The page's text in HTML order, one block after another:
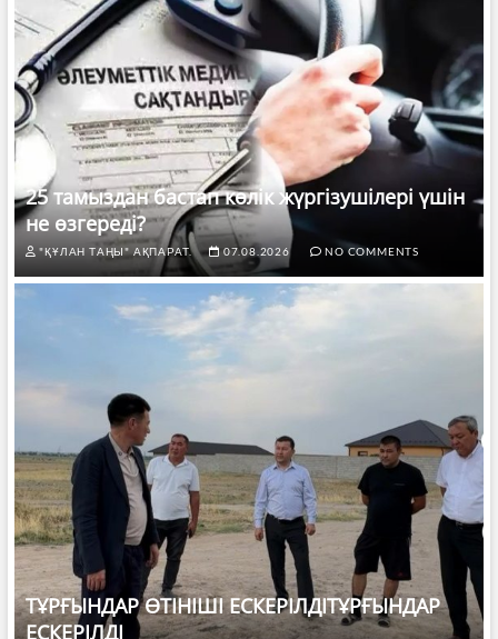
25 тамыздан бастап көлік жүргізушілері үшін
не өзгереді?
"ҚҰЛАН ТАҢЫ" АҚПАРАТ. 07.08.2026 NO COMMENTS
ТҰРҒЫНДАР ӨТІНІШІ ЕСКЕРІЛДІТҰРҒЫНДАР
ЕСКЕРІЛДІ